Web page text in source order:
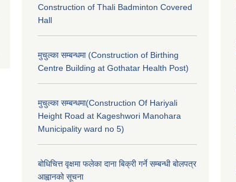
Construction of Thali Badminton Covered
Hall
मुचुल्का सम्बन्धमा (Construction of Birthing
Centre Building at Gothatar Health Post)
मुचुल्का सम्बन्धमा(Construction Of Hariyali
Height Road at Kageshwori Manohara
Municipality ward no 5)
बोधिचित्त वृक्षमा फलेका दाना बिक्री गर्ने सम्बन्धी बोलपत्र
आह्वानको सूचना